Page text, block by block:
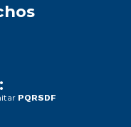
PQRSDF